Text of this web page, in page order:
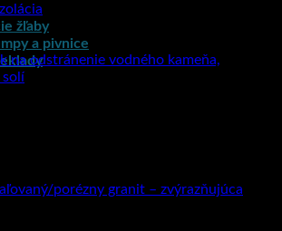
žľaby
a pivnice
na odstránenie vodného kameňa,
solí
porézny granit – zvýrazňujúca